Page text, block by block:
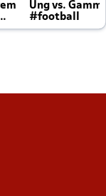
Ung vs.
#football